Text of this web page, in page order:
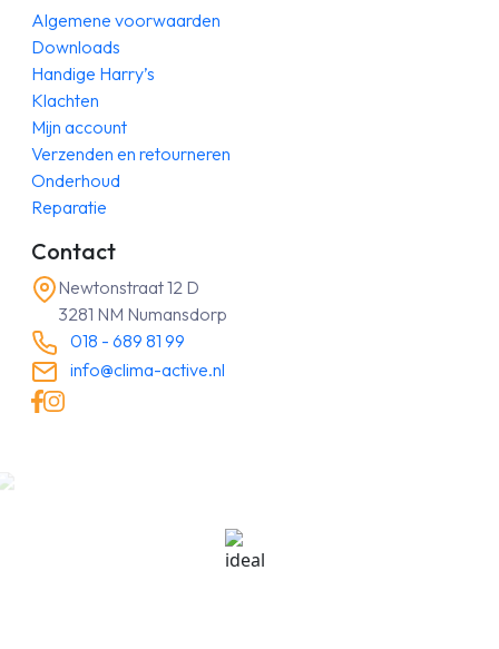
Algemene voorwaarden
Downloads
Handige Harry’s
Klachten
Mijn account
Verzenden en retourneren
Onderhoud
Reparatie
Contact
Newtonstraat 12 D
3281 NM Numansdorp
018 - 689 81 99
info@clima-active.nl